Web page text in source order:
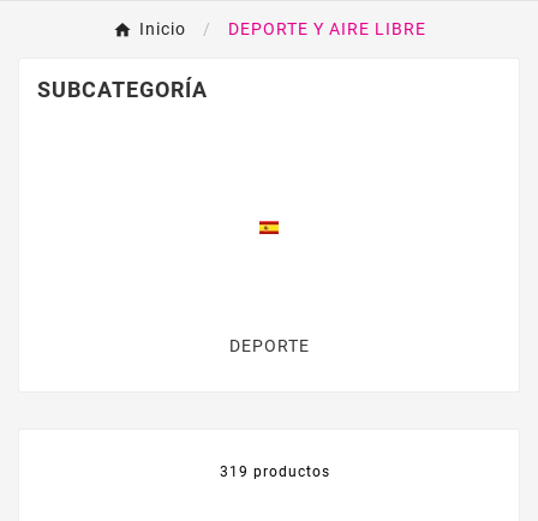
Inicio DEPORTE Y AIRE LIBRE
SUBCATEGORÍA
DEPORTE
319 productos